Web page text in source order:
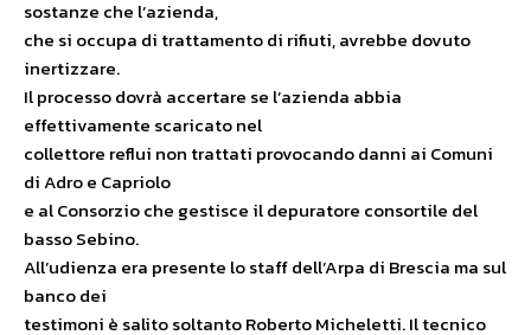
sostanze che l’azienda,
che si occupa di trattamento di rifiuti, avrebbe dovuto
inertizzare.
Il processo dovrà accertare se l’azienda abbia
effettivamente scaricato nel
collettore reflui non trattati provocando danni ai Comuni
di Adro e Capriolo
e al Consorzio che gestisce il depuratore consortile del
basso Sebino.
All’udienza era presente lo staff dell’Arpa di Brescia ma sul
banco dei
testimoni è salito soltanto Roberto Micheletti. Il tecnico